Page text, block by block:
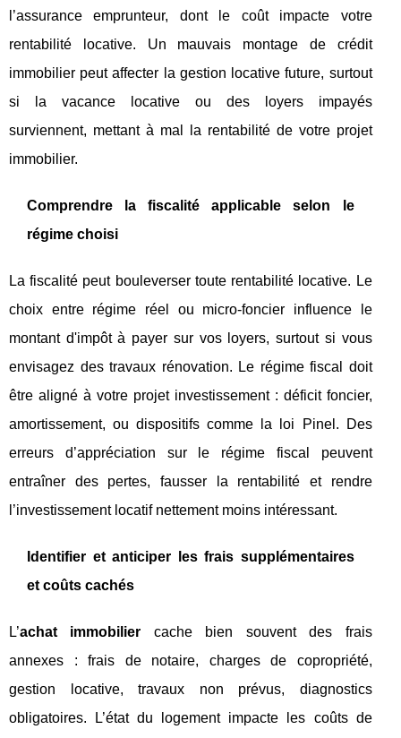
l’assurance emprunteur, dont le coût impacte votre
rentabilité locative. Un mauvais montage de crédit
immobilier peut affecter la gestion locative future, surtout
si la vacance locative ou des loyers impayés
surviennent, mettant à mal la rentabilité de votre projet
immobilier.
Comprendre la fiscalité applicable selon le
régime choisi
La fiscalité peut bouleverser toute rentabilité locative. Le
choix entre régime réel ou micro-foncier influence le
montant d'impôt à payer sur vos loyers, surtout si vous
envisagez des travaux rénovation. Le régime fiscal doit
être aligné à votre projet investissement : déficit foncier,
amortissement, ou dispositifs comme la loi Pinel. Des
erreurs d’appréciation sur le régime fiscal peuvent
entraîner des pertes, fausser la rentabilité et rendre
l’investissement locatif nettement moins intéressant.
Identifier et anticiper les frais supplémentaires
et coûts cachés
L’achat immobilier cache bien souvent des frais
annexes : frais de notaire, charges de copropriété,
gestion locative, travaux non prévus, diagnostics
obligatoires. L’état du logement impacte les coûts de